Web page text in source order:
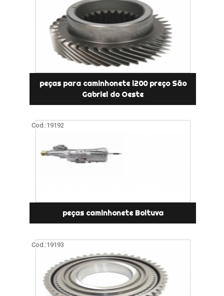
peças para caminhonete l200 preço São
Gabriel do Oeste
Cod.:19192
peças caminhonete Boituva
Cod.:19193